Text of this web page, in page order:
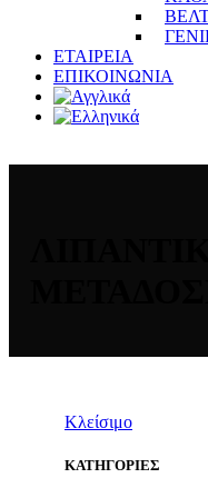
ΕΤΑΙΡΕΙΑ
ΕΠΙΚΟΙΝΩΝΙΑ
Κλείσιμο
ΚΑΤΗΓΟΡΙΕΣ